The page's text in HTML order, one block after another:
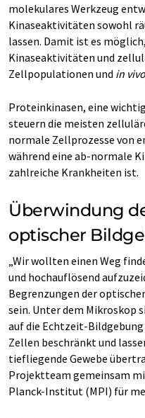
molekulares Werkzeug
Kinaseaktivitäten sowohl
lassen. Damit ist es
Kinaseaktivitäten und
Zellpopulationen und in vivo
Proteinkinasen, eine
steuern die meisten
normale Zellprozesse von
während eine ab-normale
zahlreiche Krankheiten ist.
Überwindung
optischer
„Wir wollten einen Weg
und hochauflösend
Begrenzungen der
sein. Unter dem Mikroskop
auf die Echtzeit-
Zellen beschränkt und
tiefliegende Gewebe
Projektteam gemeinsam
Planck-Institut (MPI) für